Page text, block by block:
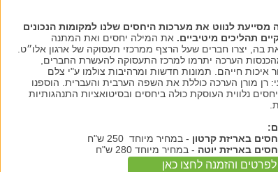
לפרטים והזמנה לחצו כאן
מסייעת לנווט את מערכות היחסים שלנו למקומות הנכונים
תהליכים מיטיביים. את המילה יחסים ואת המתנה
בה, יצרו חברים שעל הרצף ממרכזי תעסוקה של ארגון אלו״ט.
הערכה יתרמו למרכז התעסוקה להעשרת החברים,
איכות חייהם. תמונות חדשות ומרהיבות צולמו ע"י צלם
רן מורן הערכה כוללת את השפה הערבית והעברית. הוספנו
נלווית העוסקת כולה ביחסים ובסיטואציות התנהגותיות
יחסים באריזת קרטון - במחיר מיוחד 250 ש"ח
באריזת יוטה - במחיר מיוחד 280 ש"ח